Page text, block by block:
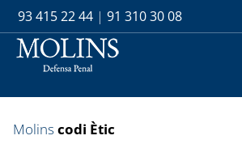
93 415 22 44 | 91 310 30 08
Molinscodi Ètic